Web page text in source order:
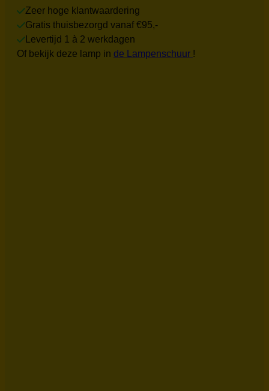
Zeer hoge klantwaardering
Gratis thuisbezorgd vanaf €95,-
Levertijd 1 à 2 werkdagen
Of bekijk deze lamp in de Lampenschuur !